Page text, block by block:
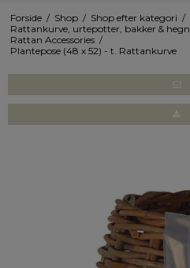
Forside / Shop / Shop efter kategori /
Rattankurve, urtepotter, bakker & hegn
Rattan Accessories /
Plantepose (48 x 52) - t. Rattankurve